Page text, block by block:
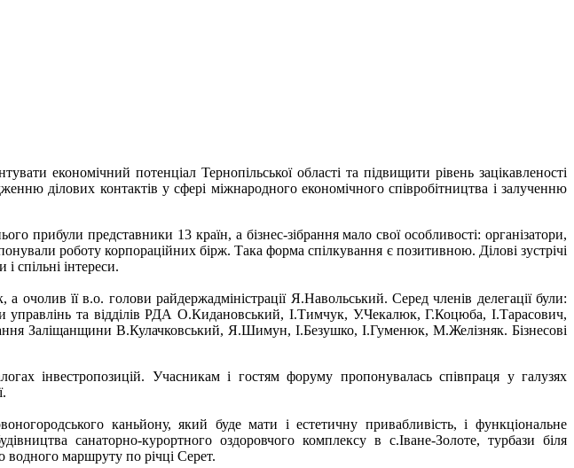
економічний потенціал Тернопільської області та підвищити рівень зацікавленості
ділових контактів у сфері міжнародного економічного співробітництва і залученню
прибули представники 13 країн, а бізнес-зібрання мало свої особливості: організатори,
роботу корпораційних бірж. Така форма спілкування є позитивною. Ділові зустрічі
спільні інтереси.
її в.о. голови райдержадміністрації Я.Навольський. Серед членів делегації були:
та відділів РДА О.Кидановський, І.Тимчук, У.Чекалюк, Г.Коцюба, І.Тарасович,
Заліщанщини В.Кулачковський, Я.Шимун, І.Безушко, І.Гуменюк, М.Желізняк. Бізнесові
інвестропозицій. Учасникам і гостям форуму пропонувалась співпраця у галузях
каньйону, який буде мати і естетичну привабливість, і функціональне
санаторно-курортного оздоровчого комплексу в с.Іване-Золоте, турбази біля
водного маршруту по річці Серет.